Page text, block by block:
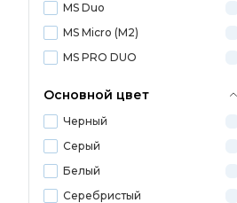
MS Duo
MS Micro (M2)
MS PRO DUO
Основной цвет
Черный
Серый
Белый
Серебристый